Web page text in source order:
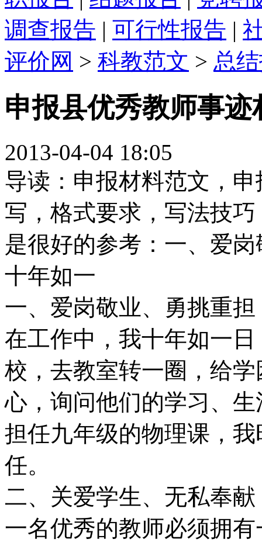
调查报告 | 可行性报告 |
评价网 > 科教范文 > 总
申报县优秀教师事迹
2013-04-04 18:05
导读：申报材料范文，
写，格式要求，写法技
是很好的参考：一、爱
十年如一
一、爱岗敬业、勇挑重担
在工作中，我十年如一
校，去教室转一圈，给学
心，询问他们的学习、
担任九年级的物理课，
任。
二、关爱学生、无私奉献
一名优秀的教师必须拥